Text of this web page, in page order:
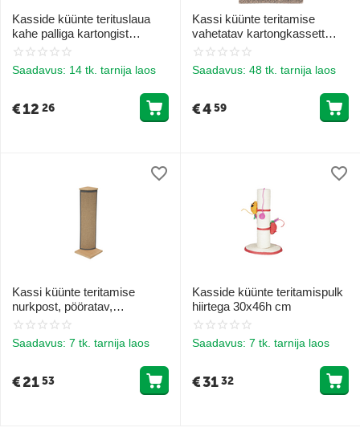
Kasside küünte terituslaua
kahe palliga kartongist
41x21x10(h)cm
Saadavus: 14 tk. tarnija laos
€12 26
Kassi küünte teritamise
vahetatav kartongkassett
(Camon AC100 jaoks)
Saadavus: 48 tk. tarnija laos
€459
Kassi küünte teritamise
nurkpost, pööratav,
19x19x60h cm
Saadavus: 7 tk. tarnija laos
€2153
Kasside küünte teritamispulk
hiirtega 30x46h cm
Saadavus: 7 tk. tarnija laos
€3132